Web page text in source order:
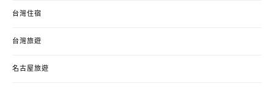
台灣住宿
台灣旅遊
名古屋旅遊